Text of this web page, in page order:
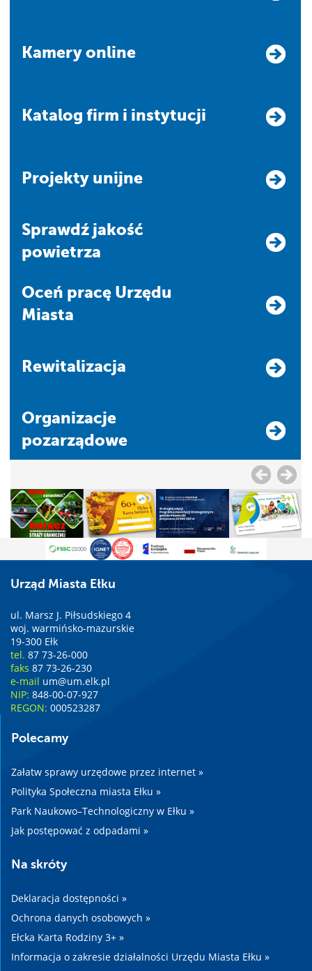
Kamery online
Katalog firm i instytucji
Projekty unijne
Sprawdź jakość
powietrza
Oceń pracę Urzędu
Miasta
Rewitalizacja
Organizacje
pozarządowe
Urząd Miasta Ełku
ul. Marsz J. Piłsudskiego 4
woj. warmińsko-mazurskie
19-300 Ełk
tel. 87 73-26-000
faks 87 73-26-230
e-mail um@um.elk.pl
NIP: 848-00-07-927
REGON: 000523287
Polecamy
Załatw sprawy urzędowe przez internet »
Polityka Społeczna miasta Ełku »
Park Naukowo–Technologiczny w Ełku »
Jak postępować z odpadami »
Na skróty
Deklaracja dostępności »
Ochrona danych osobowych »
Ełcka Karta Rodziny 3+ »
Informacja o zakresie działalności Urzędu Miasta Ełku »